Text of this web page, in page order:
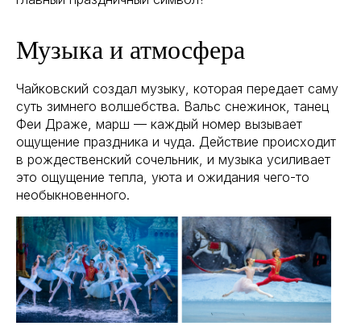
Музыка и атмосфера
Чайковский создал музыку, которая передает саму
суть зимнего волшебства. Вальс снежинок, танец
Феи Драже, марш — каждый номер вызывает
ощущение праздника и чуда. Действие происходит
в рождественский сочельник, и музыка усиливает
это ощущение тепла, уюта и ожидания чего-то
необыкновенного.